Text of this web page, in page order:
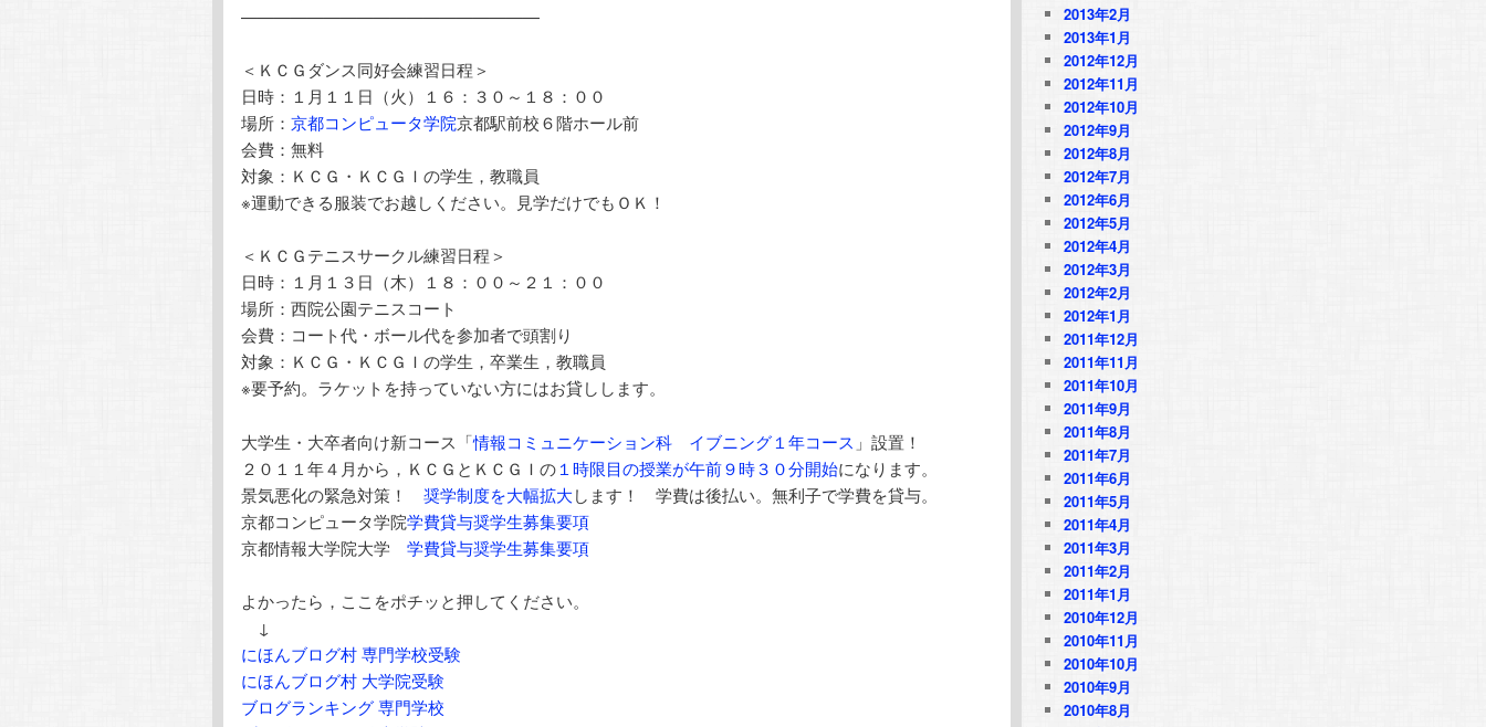
——————————————————
＜ＫＣＧダンス同好会練習日程＞
日時：１月１１日（火）１６：３０～１８：００
場所： 京都コンピュータ学院京都駅前校６階ホール前
会費：無料
対象：ＫＣＧ・ＫＣＧＩの学生，教職員
※運動できる服装でお越しください。見学だけでもＯＫ！
＜ＫＣＧテニスサークル練習日程＞
日時：１月１３日（木）１８：００～２１：００
場所：西院公園テニスコート
会費：コート代・ボール代を参加者で頭割り
対象：ＫＣＧ・ＫＣＧＩの学生，卒業生，教職員
※要予約。ラケットを持っていない方にはお貸しします。
大学生・大卒者向け新コース「情報コミュニケーション科 イブニング１年コース 」設置！
２０１１年４月から，ＫＣＧとＫＣＧＩの１時限目の授業が午前９時３０分開始になります。
景気悪化の緊急対策！ 奨学制度を大幅拡大します！ 学費は後払い。無利子で学費を貸与。
京都コンピュータ学院学費貸与奨学生募集要項
京都情報大学院大学 学費貸与奨学生募集要項
よかったら，ここをポチッと押してください。
↓
にほんブログ村 専門学校受験
にほんブログ村 大学院受験
ブログランキング 専門学校
2013年2月
2013年1月
2012年12月
2012年11月
2012年10月
2012年9月
2012年8月
2012年7月
2012年6月
2012年5月
2012年4月
2012年3月
2012年2月
2012年1月
2011年12月
2011年11月
2011年10月
2011年9月
2011年8月
2011年7月
2011年6月
2011年5月
2011年4月
2011年3月
2011年2月
2011年1月
2010年12月
2010年11月
2010年10月
2010年9月
2010年8月